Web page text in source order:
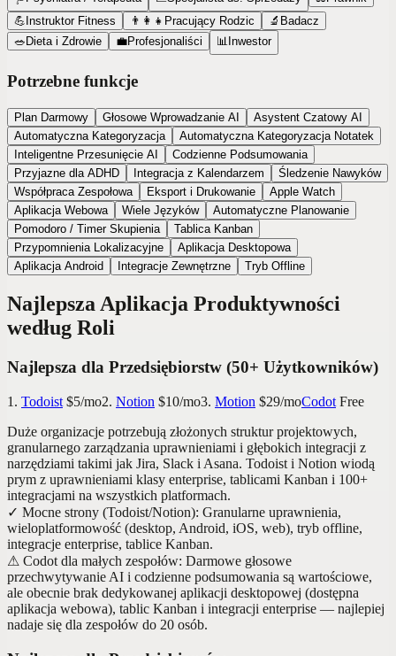
💪 Instruktor Fitness 👨‍👩‍👧 Pracujący Rodzic 🔬 Badacz
🥗 Dieta i Zdrowie 💼Profesjonaliści 📊 Inwestor
Potrzebne funkcje
Plan Darmowy Głosowe Wprowadzanie AI
Asystent Czatowy AI
Automatyczna Kategoryzacja
Automatyczna Kategoryzacja Notatek
Inteligentne Przesunięcie AI
Codzienne Podsumowania
Przyjazne dla ADHD
Integracja z Kalendarzem
Śledzenie Nawyków
Współpraca Zespołowa
Eksport i Drukowanie
Apple Watch
Aplikacja Webowa
Wiele Języków
Automatyczne Planowanie
Pomodoro / Timer Skupienia
Tablica Kanban
Przypomnienia Lokalizacyjne
Aplikacja Desktopowa
Aplikacja Android
Integracje Zewnętrzne Tryb Offline
Najlepsza Aplikacja Produktywności
według Roli
Najlepsza dla Przedsiębiorstw (50+ Użytkowników)
1. Todoist $5/mo2. Notion $10/mo3. Motion $29/moCodot Free
Duże organizacje potrzebują złożonych struktur projektowych,
granularnego zarządzania uprawnieniami i głębokich integracji z
narzędziami takimi jak Jira, Slack i Asana. Todoist i Notion wiodą
prym z uprawnieniami klasy enterprise, tablicami Kanban i 100+
integracjami na wszystkich platformach.
✓ Mocne strony (Todoist/Notion): Granularne uprawnienia,
wieloplatformowość (desktop, Android, iOS, web), tryb offline,
integracje enterprise, tablice Kanban.
⚠ Codot dla małych zespołów: Darmowe głosowe
przechwytywanie AI i codzienne podsumowania są wartościowe,
ale obecnie brak dedykowanej aplikacji desktopowej (dostępna
aplikacja webowa), tablic Kanban i integracji enterprise — najlepiej
nadaje się dla zespołów do 20 osób.